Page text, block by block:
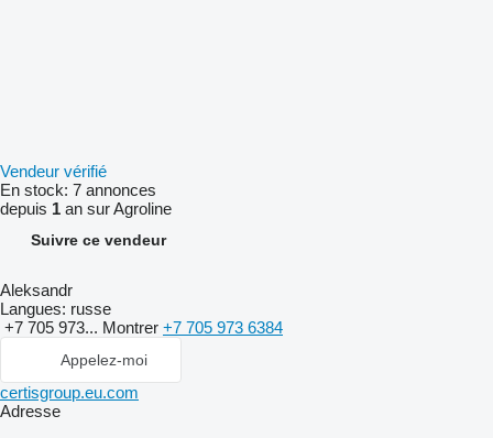
Vendeur vérifié
En stock: 7 annonces
depuis 1 an sur Agroline
Suivre ce vendeur
Aleksandr
Langues: russe
+7 705 973... Montrer +7 705 973 6384
Appelez-moi
certisgroup.eu.com
Adresse